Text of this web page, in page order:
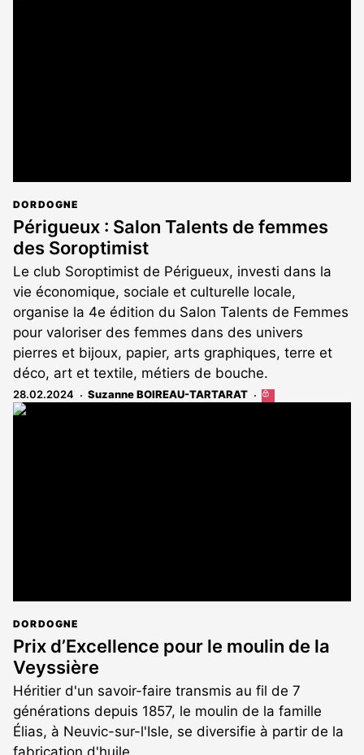
DORDOGNE
Périgueux : Salon Talents de femmes
des Soroptimist
Le club Soroptimist de Périgueux, investi dans la
vie économique, sociale et culturelle locale,
organise la 4e édition du Salon Talents de Femmes
pour valoriser des femmes dans des univers
pierres et bijoux, papier, arts graphiques, terre et
déco, art et textile, métiers de bouche.
28.02.2024 Suzanne BOIREAU-TARTARAT
Cet
DORDOGNE
Prix d’Excellence pour le moulin de la
Veyssière
Héritier d'un savoir-faire transmis au fil de 7
générations depuis 1857, le moulin de la famille
Élias, à Neuvic-sur-l'Isle, se diversifie à partir de la
fabrication d'huile.